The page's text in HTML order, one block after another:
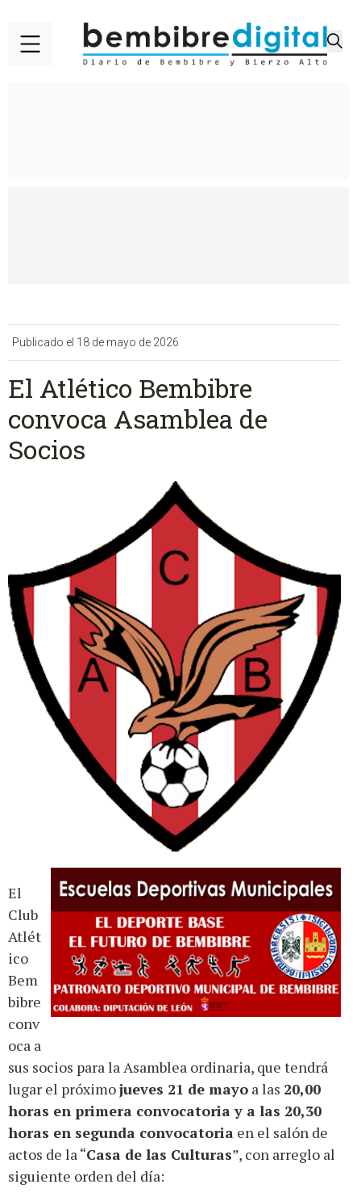
Publicado el 18 de mayo de 2026
El Atlético Bembibre
convoca Asamblea de
Socios
El
Club
Atlét
ico
Bem
bibre
conv
oca a
sus socios para la Asamblea ordinaria, que tendrá
lugar el próximojueves 21 de mayo a las 20,00
horas en primera convocatoria y a las 20,30
horas en segunda convocatoria en el salón de
actos de la “Casa de las Culturas”, con arreglo al
siguiente orden del día: